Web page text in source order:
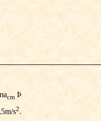
cm Þ
m/s2.